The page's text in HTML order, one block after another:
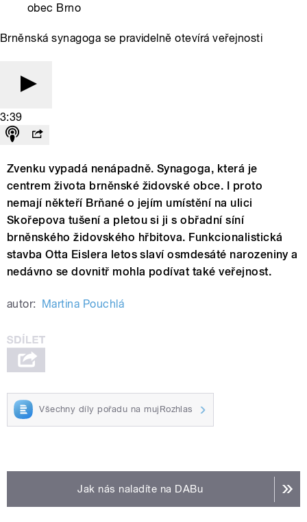
obec Brno
Brněnská synagoga se pravidelně otevírá veřejnosti
3:39
Zvenku vypadá nenápadně. Synagoga, která je
centrem života brněnské židovské obce. I proto
nemají někteří Brňané o jejím umístění na ulici
Skořepova tušení a pletou si ji s obřadní síní
brněnského židovského hřbitova. Funkcionalistická
stavba Otta Eislera letos slaví osmdesáté narozeniny a
nedávno se dovnitř mohla podívat také veřejnost.
autor: Martina Pouchlá
Všechny díly pořadu na mujRozhlas
Jak nás naladíte na DABu